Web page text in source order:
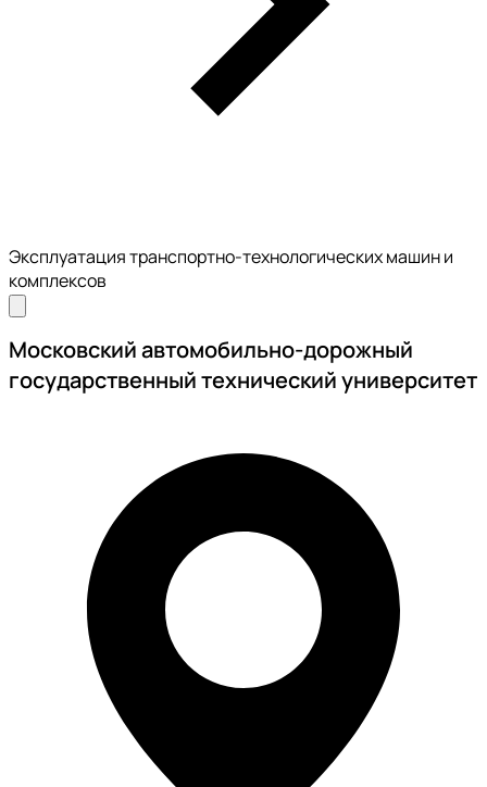
Эксплуатация транспортно-технологических машин и
комплексов
Московский автомобильно-дорожный
государственный технический университет